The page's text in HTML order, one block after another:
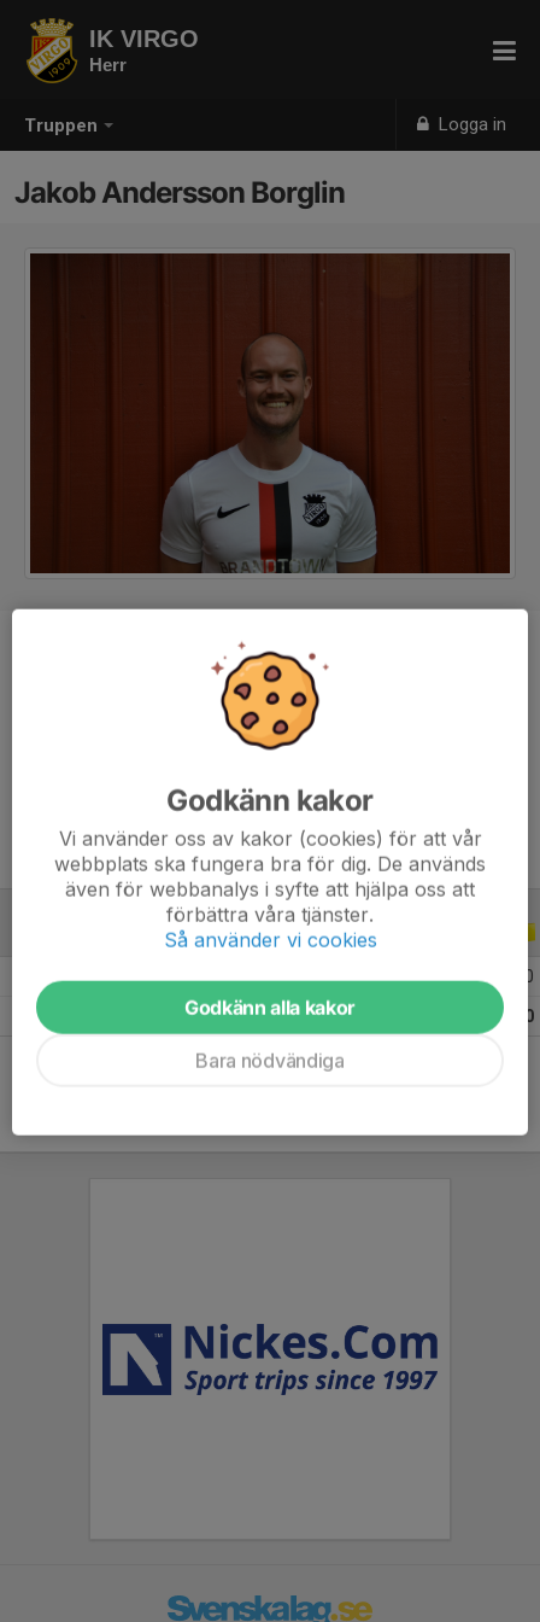
Truppen Logga in
IK VIRGO
Herr
Jakob Andersson Borglin
Back
33 år
194 cm
2018
2018 Träningsmatcher 1 0 0 0
Totalt 0
Godkänn kakor
Vi använder oss av kakor (cookies) för att vår
webbplats ska fungera bra för dig. De används
även för webbanalys i syfte att hjälpa oss att
förbättra våra tjänster.
Så använder vi cookies
Godkänn alla kakor
Bara nödvändiga